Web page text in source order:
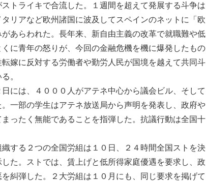
トライキで合流した。１週間を超えて発展する斗争は
リアなど欧州諸国に波及してスペインのネットに「欧
あらわれた。長年来、新自由主義の改革で就職難や低
に青年の怒りが、今回の金融危機を機に爆発したもの
嫁に反対する労働者や勤労人民が国境を越えて共同斗
。
には、４０００人がアテネ中心から議会ビル、そして
一部の学生はアテネ放送局から声明を発表し、政府や
ったく無能であることを指弾した。抗議行動は全国十
する２つの全国労組は１０日、２４時間全国ストを決
た。ストでは、賃上げと低所得家庭優遇を要求し、政
糾弾した。２大労組は１０月にも、同じ要求を掲げて